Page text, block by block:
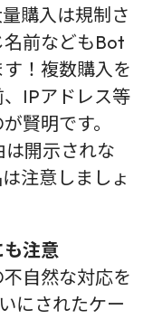
購入は規制さ
前などもBot
！複数購入を
IPアドレス等
賢明です。
は開示されな
注意しましょ
注意
自然な対応を
にされたケー